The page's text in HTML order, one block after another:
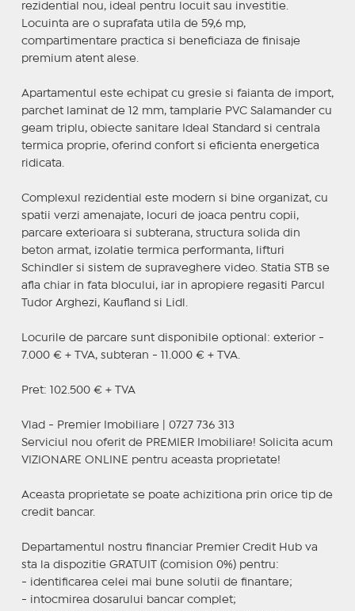
rezidential nou, ideal pentru locuit sau investitie.
Locuinta are o suprafata utila de 59,6 mp,
compartimentare practica si beneficiaza de finisaje
premium atent alese.
Apartamentul este echipat cu gresie si faianta de import,
parchet laminat de 12 mm, tamplarie PVC Salamander cu
geam triplu, obiecte sanitare Ideal Standard si centrala
termica proprie, oferind confort si eficienta energetica
ridicata.
Complexul rezidential este modern si bine organizat, cu
spatii verzi amenajate, locuri de joaca pentru copii,
parcare exterioara si subterana, structura solida din
beton armat, izolatie termica performanta, lifturi
Schindler si sistem de supraveghere video. Statia STB se
afla chiar in fata blocului, iar in apropiere regasiti Parcul
Tudor Arghezi, Kaufland si Lidl.
Locurile de parcare sunt disponibile optional: exterior -
7.000 € + TVA, subteran - 11.000 € + TVA.
Pret: 102.500 € + TVA
Vlad - Premier Imobiliare | 0727 736 313
Serviciul nou oferit de PREMIER Imobiliare! Solicita acum
VIZIONARE ONLINE pentru aceasta proprietate!
Aceasta proprietate se poate achizitiona prin orice tip de
credit bancar.
Departamentul nostru financiar Premier Credit Hub va
sta la dispozitie GRATUIT (comision 0%) pentru:
- identificarea celei mai bune solutii de finantare;
- intocmirea dosarului bancar complet;